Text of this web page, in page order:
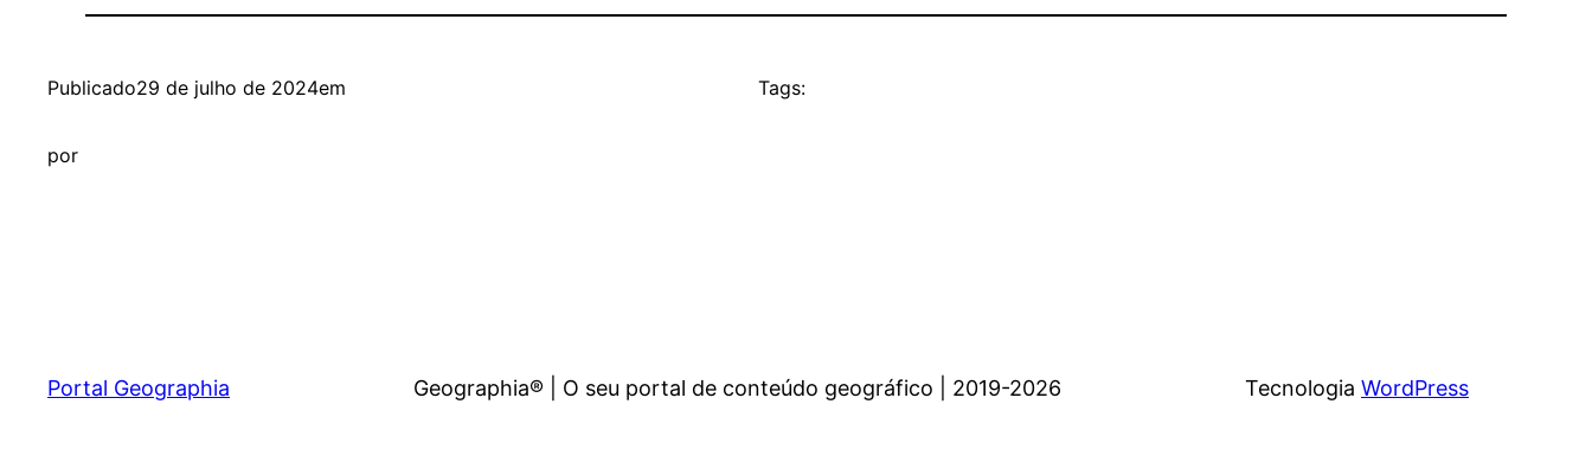
Publicado29 de julho de 2024em
por
Tags:
Portal Geographia Geographia® | O seu portal de conteúdo geográfico | 2019-2026 Tecnologia WordPress